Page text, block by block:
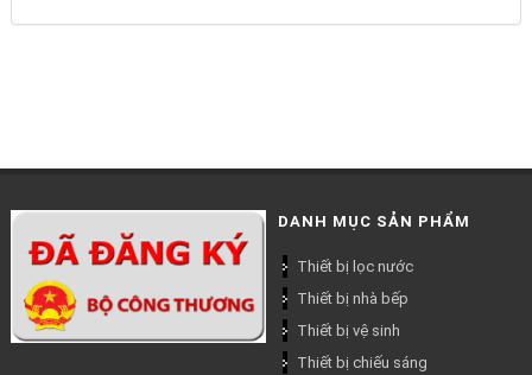
DANH MỤC SẢN PHẨM
Thiết bị lọc nước
Thiết bị nhà bếp
Thiết bị vệ sinh
Thiết bị chiếu sáng